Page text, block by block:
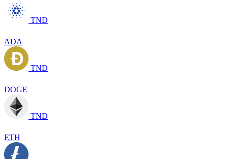
TND
ADA
TND
DOGE
TND
ETH